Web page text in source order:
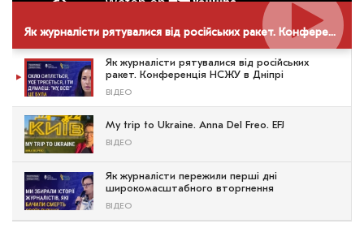
Як журналісти рятувалися від російських ракет. Конференція НСЖУ в Дніпрі
Як журналісти рятувалися від російських
ракет. Конференція НСЖУ в Дніпрі
ВІДЕО
My trip to Ukraine. Anna Del Freo. EFJ
ВІДЕО
Як журналісти пережили перші дні
широкомасштабного вторгнення
ВІДЕО